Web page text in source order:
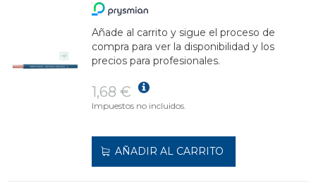
Añade al carrito y sigue el proceso de
compra para ver la disponibilidad y los
precios para profesionales.
1,68 €
Impuestos no incluidos.
AÑADIR AL CARRITO